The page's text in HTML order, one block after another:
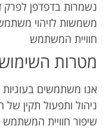
נשמרות בדפדפן לפרק
משמשות לזיהוי
חוויית המשתמש
מטרות
אנו משתמשים
ניהול ותפעול תקין
שיפור חוויית